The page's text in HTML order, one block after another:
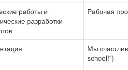
работы и
разработки
Рабочая
Мы
school!")